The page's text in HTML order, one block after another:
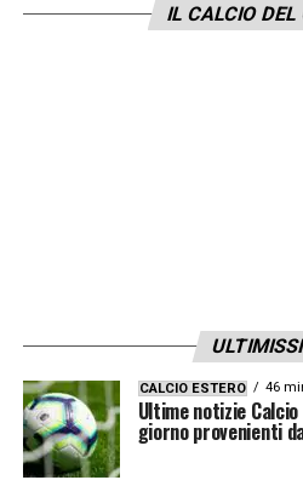
IL CALCIO DEL
CALCIO ESTERO 46
Ultime notizie
giorno provenienti